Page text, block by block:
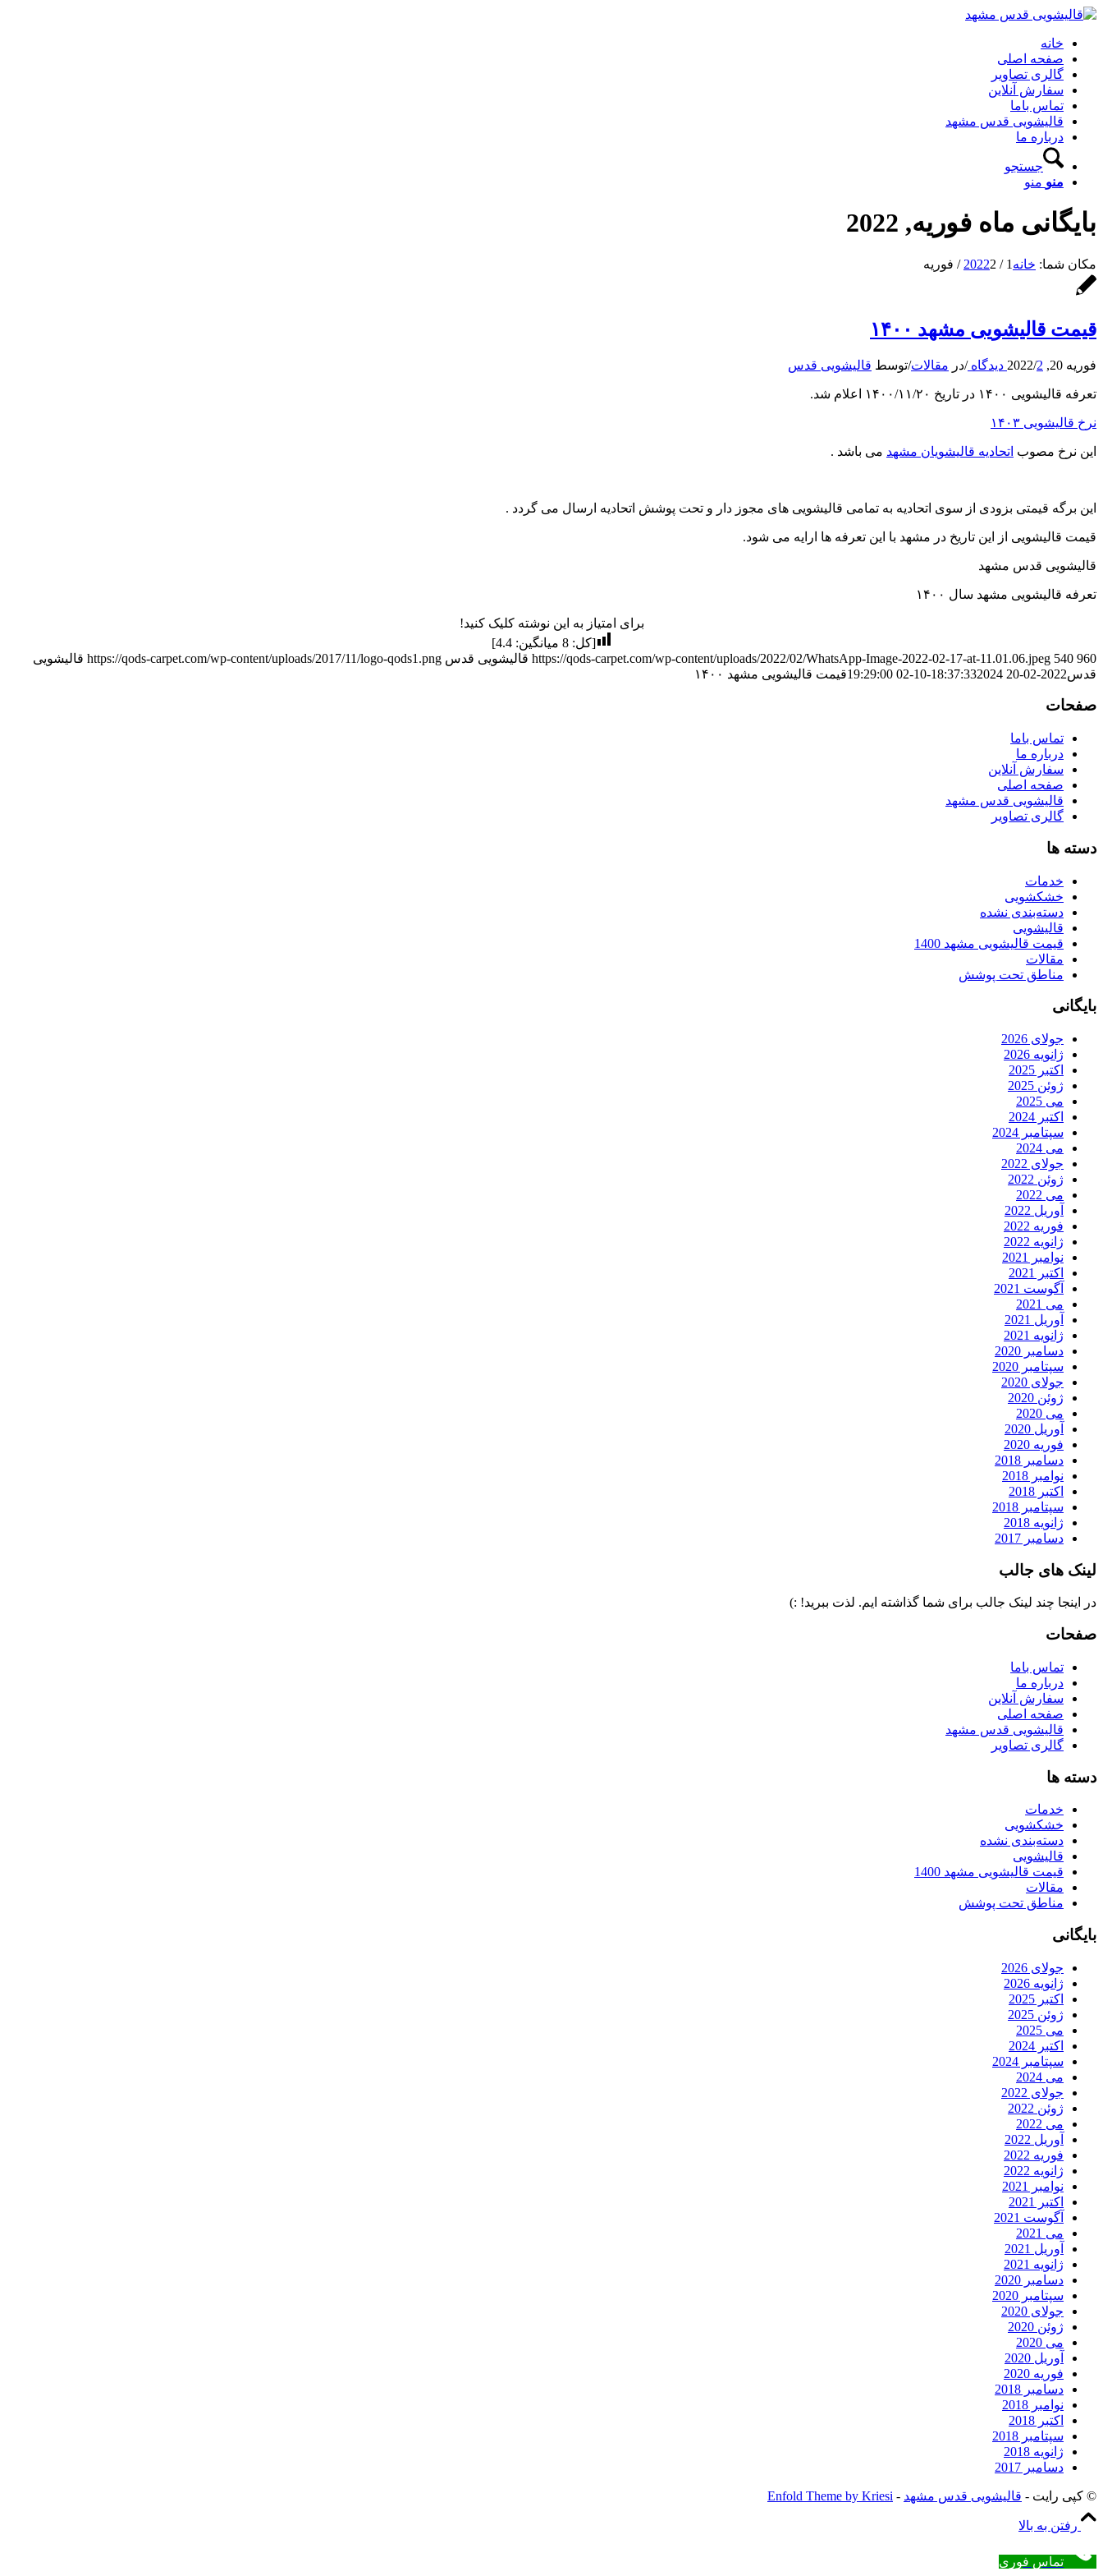
خانه
صفحه اصلی
گالری تصاویر
سفارش آنلاین
تماس باما
قالیشویی قدس مشهد
درباره ما
جستجو
منو منو
بایگانی ماه فوریه, 2022
مکان شما: خانه 1
/
20222
/ فوریه
قیمت قالیشویی مشهد ۱۴۰۰
فوریه 20, 2022 /2 دیدگاه /در مقالات/توسط قالیشویی قدس
تعرفه قالیشویی ۱۴۰۰ در تاریخ ۱۴۰۰/۱۱/۲۰ اعلام شد.
نرخ قالیشویی ۱۴۰۳
این نرخ مصوب اتحادیه قالیشویان مشهد می باشد .
این برگه قیمتی بزودی از سوی اتحادیه به تمامی قالیشویی های مجوز دار و تحت پوشش اتحادیه ارسال می گردد .
قیمت قالیشویی از این تاریخ در مشهد با این تعرفه ها ارایه می شود.
قالیشویی قدس مشهد
تعرفه قالیشویی مشهد سال ۱۴۰۰
برای امتیاز به این نوشته کلیک کنید!
[کل:8 میانگین:4.4
]
https://qods-carpet.com/wp-content/uploads/2022/02/WhatsApp-Image-2022-02-17-at-11.01.06.jpeg 540 960 قالیشویی قدس https://qods-carpet.com/wp-content/uploads/2017/11/logo-qods1.png قالیشویی
قدس2022-02-20 18:37:33
2024-10-02 19:29:00 قیمت قالیشویی مشهد ۱۴۰۰
صفحات
تماس باما
درباره ما
سفارش آنلاین
صفحه اصلی
قالیشویی قدس مشهد
گالری تصاویر
دسته ها
خدمات
خشکشویی
دسته‌بندی نشده
قالیشویی
قیمت قالیشویی مشهد 1400
مقالات
مناطق تحت پوشش
بایگانی
جولای 2026
ژانویه 2026
اکتبر 2025
ژوئن 2025
می 2025
اکتبر 2024
سپتامبر 2024
می 2024
جولای 2022
ژوئن 2022
می 2022
آوریل 2022
فوریه 2022
ژانویه 2022
نوامبر 2021
اکتبر 2021
آگوست 2021
می 2021
آوریل 2021
ژانویه 2021
دسامبر 2020
سپتامبر 2020
جولای 2020
ژوئن 2020
می 2020
آوریل 2020
فوریه 2020
دسامبر 2018
نوامبر 2018
اکتبر 2018
سپتامبر 2018
ژانویه 2018
دسامبر 2017
لینک های جالب
در اینجا چند لینک جالب برای شما گذاشته ایم. لذت ببرید! :)
صفحات
تماس باما
درباره ما
سفارش آنلاین
صفحه اصلی
قالیشویی قدس مشهد
گالری تصاویر
دسته ها
خدمات
خشکشویی
دسته‌بندی نشده
قالیشویی
قیمت قالیشویی مشهد 1400
مقالات
مناطق تحت پوشش
بایگانی
جولای 2026
ژانویه 2026
اکتبر 2025
ژوئن 2025
می 2025
اکتبر 2024
سپتامبر 2024
می 2024
جولای 2022
ژوئن 2022
می 2022
آوریل 2022
فوریه 2022
ژانویه 2022
نوامبر 2021
اکتبر 2021
آگوست 2021
می 2021
آوریل 2021
ژانویه 2021
دسامبر 2020
سپتامبر 2020
جولای 2020
ژوئن 2020
می 2020
آوریل 2020
فوریه 2020
دسامبر 2018
نوامبر 2018
اکتبر 2018
سپتامبر 2018
ژانویه 2018
دسامبر 2017
© کپی رایت - قالیشویی قدس مشهد -
Enfold Theme by Kriesi
رفتن به بالا
تماس فوری